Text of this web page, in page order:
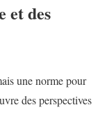
et des
une norme pour
des perspectives